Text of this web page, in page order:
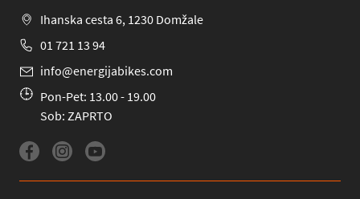
Ihanska cesta 6, 1230 Domžale
01 721 13 94
info@energijabikes.com
Pon-Pet: 13.00 - 19.00
Sob: ZAPRTO